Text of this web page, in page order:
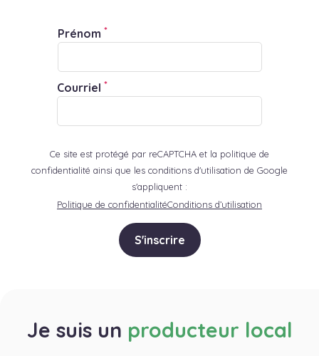
Prénom *
Courriel *
Ce site est protégé par reCAPTCHA et la politique de
confidentialité ainsi que les conditions d'utilisation de Google
s'appliquent :
Politique de confidentialitéConditions d’utilisation
S'inscrire
Je suis un producteur local